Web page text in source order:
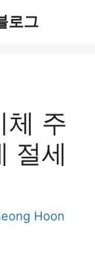
로그
체 주
절세
Hoon